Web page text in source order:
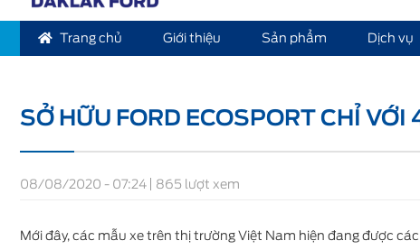
Trang chủ Giới thiệu Sản phẩm Dịch vụ
Sở hữu Ford EcoSport chỉ với 455 triệu
SỞ HỮU FORD ECOSPORT CHỈ
08/08/2020 - 07:24 865 lượt xem
Mới đây, các mẫu xe trên thị trường Việt Nam hiện đang được